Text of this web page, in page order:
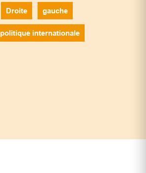
Droite gauche
politique internationale